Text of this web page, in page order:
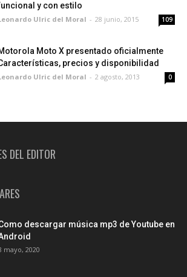
y con estilo
Ulric del Moral - 28 junio, 2015 109
Moto X presentado oficialmente
precios y disponibilidad
Ulric del Moral - 2 agosto, 2013 0
DEL EDITOR
descargar música mp3 de Youtube en
mayo, 2020